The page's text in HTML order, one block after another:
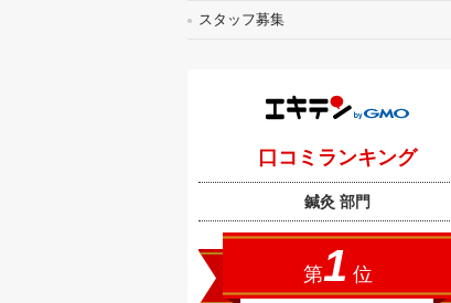
スタッフ募集